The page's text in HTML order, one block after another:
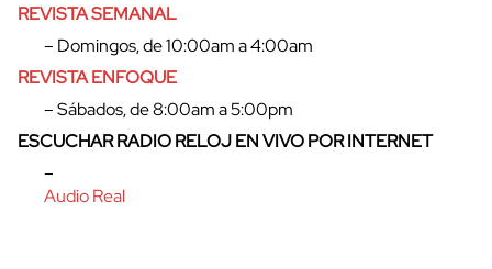
REVISTA SEMANAL
– Domingos, de 10:00am a 4:00am
REVISTA ENFOQUE
– Sábados, de 8:00am a 5:00pm
ESCUCHAR RADIO RELOJ EN VIVO POR INTERNET
–
Audio Real